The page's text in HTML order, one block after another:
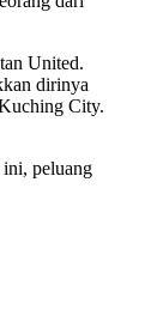
United.
dirinya
City.
ini, peluang